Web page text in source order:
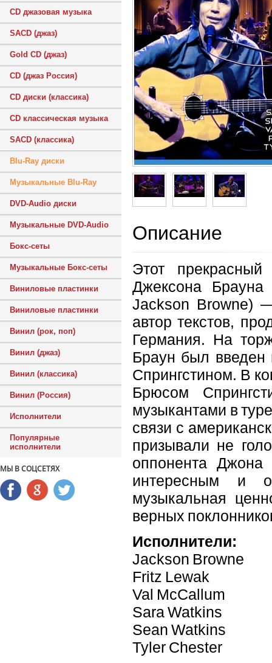
CD джазовая музыка
SACD (джаз)
Gold CD (джаз)
CD (джаз Россия)
CD диски (классика)
CD классическая музыка
SACD (классика)
Blu-Ray диски
Музыкальные Blu-Ray
DVD-Audio диски
Музыкальные DVD-Audio
Бокс-сеты
Музыкальные Бокс-сеты
Виниловые пластинки
Виниловые пластинки
Винил (рок, поп)
Винил (джаз)
Винил (классика)
Винил (Россия)
Исполнители
Популярные
исполнители
МЫ В СОЦСЕТЯХ
Описание
Этот
Джексона
Jackson Browne) —
автор текстов,
Германия. На
Браун был введен
Спрингстином. В
Брюсом
музыкантами в
связи с
призывали не
оппонента Джона
интересным и
музыкальная
верных
Исполнители:
Jackson Browne
Fritz Lewak
Val McCallum
Sara Watkins
Sean Watkins
Tyler Chester